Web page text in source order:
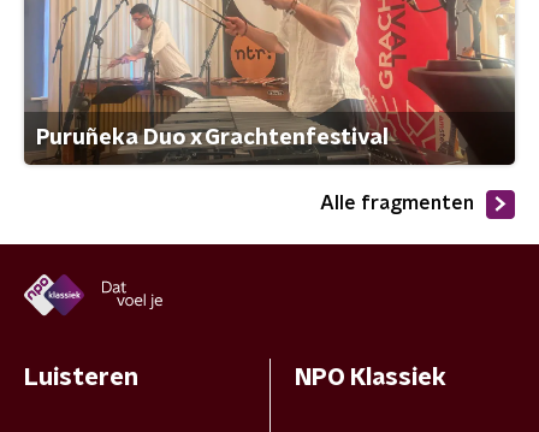
Puruñeka Duo x Grachtenfestival
Alle fragmenten
Luisteren NPO Klassiek